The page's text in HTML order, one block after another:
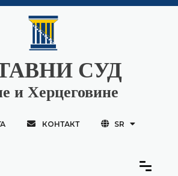
СУД
и Херцеговине
КОНТАКТ SR